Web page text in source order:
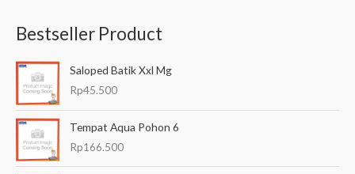
c
a
u
Bestseller Product
Saloped Batik Xxl Mg
Rp45.500
Tempat Aqua Pohon 6
Rp166.500